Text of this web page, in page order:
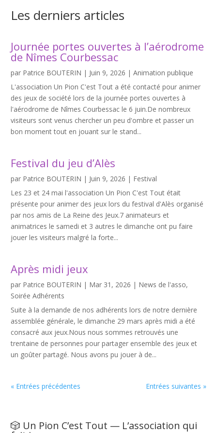
Les derniers articles
Journée portes ouvertes à l’aérodrome
de Nîmes Courbessac
par Patrice BOUTERIN | Juin 9, 2026 |Animation publique
L'association Un Pion C'est Tout a été contacté pour animer
des jeux de société lors de la journée portes ouvertes à
l'aérodrome de Nîmes Courbessac le 6 juin.De nombreux
visiteurs sont venus chercher un peu d'ombre et passer un
bon moment tout en jouant sur le stand...
Festival du jeu d’Alès
par Patrice BOUTERIN | Juin 9, 2026 | Festival
Les 23 et 24 mai l'association Un Pion C'est Tout était
présente pour animer des jeux lors du festival d'Alès organisé
par nos amis de La Reine des Jeux.7 animateurs et
animatrices le samedi et 3 autres le dimanche ont pu faire
jouer les visiteurs malgré la forte...
Après midi jeux
par Patrice BOUTERIN | Mar 31, 2026 | News de l'asso,
Soirée Adhérents
Suite à la demande de nos adhérents lors de notre dernière
assemblée générale, le dimanche 29 mars après midi a été
consacré aux jeux.Nous nous sommes retrouvés une
trentaine de personnes pour partager ensemble des jeux et
un goûter partagé. Nous avons pu jouer à de...
« Entrées précédentes Entrées suivantes »
🎲 Un Pion C’est Tout — L’association qui